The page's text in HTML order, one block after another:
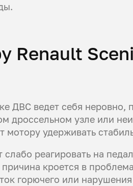
Renault
ДВС ведет себя неровно,
дроссельном узле или
удерживать
слабо реагировать на
кроется в
горючего или